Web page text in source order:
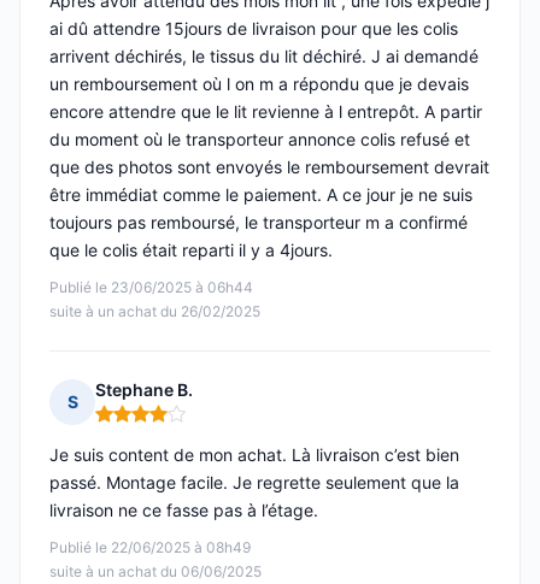
Publié le 23/06/2025 à 06h44
suite à un achat du 26/02/2025
ai dû attendre 15jours de livraison pour que les colis
arrivent déchirés, le tissus du lit déchiré. J ai demandé
un remboursement où l on m a répondu que je devais
encore attendre que le lit revienne à l entrepôt. A partir
du moment où le transporteur annonce colis refusé et
que des photos sont envoyés le remboursement devrait
être immédiat comme le paiement. A ce jour je ne suis
toujours pas remboursé, le transporteur m a confirmé
que le colis était reparti il y a 4jours.
S
Stephane B.
Note : 4 sur 5
Publié le 22/06/2025 à 08h49
suite à un achat du 06/06/2025
Je suis content de mon achat. Là livraison c’est bien
passé. Montage facile. Je regrette seulement que la
livraison ne ce fasse pas à l’étage.